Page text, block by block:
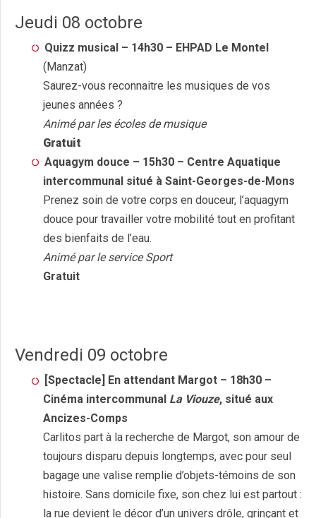
Jeudi 08 octobre
Quizz musical – 14h30 – EHPAD Le Montel
(Manzat)
Saurez-vous reconnaitre les musiques de vos
jeunes années ?
Animé par les écoles de musique
Gratuit
Aquagym douce – 15h30 – Centre Aquatique
intercommunal situé à Saint-Georges-de-Mons
Prenez soin de votre corps en douceur, l’aquagym
douce pour travailler votre mobilité tout en profitant
des bienfaits de l’eau.
Animé par le service Sport
Gratuit
Vendredi 09 octobre
[Spectacle] En attendant Margot – 18h30 –
Cinéma intercommunal La Viouze, situé aux
Ancizes-Comps
Carlitos part à la recherche de Margot, son amour de
toujours disparu depuis longtemps, avec pour seul
bagage une valise remplie d’objets-témoins de son
histoire. Sans domicile fixe, son chez lui est partout :
la rue devient le décor d’un univers drôle, grinçant et